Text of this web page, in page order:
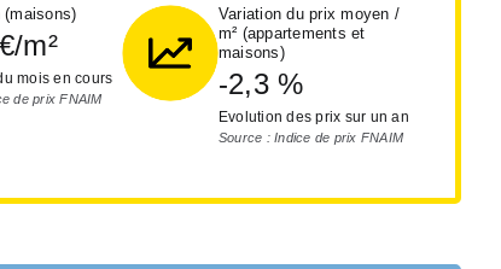
(maisons)
€/m²
mois en cours
de prix FNAIM
Variation du prix moyen /
m² (appartements et
maisons)
-2,3%
Evolution des prix sur un an
Source : Indice de prix FNAIM